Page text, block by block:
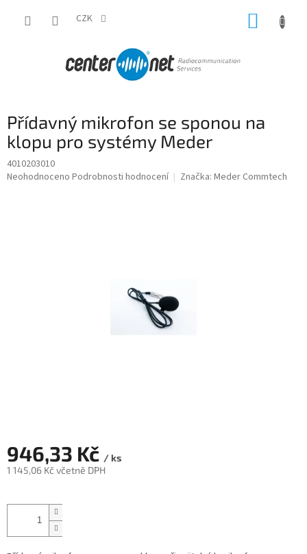
CZK
Přídavný mikrofon se sponou na
klopu pro systémy Meder
4010203010
Průměrné
Neohodnoceno Podrobnosti hodnocení Značka: Meder Commtech
946,33 Kč / ks
1 145,06 Kč včetně DPH
cena: